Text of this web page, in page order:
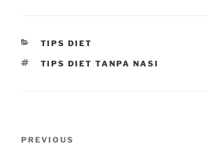
CATEGORIES
TIPS DIET
TAGS
TIPS DIET TANPA NASI
Previous
PREVIOUS